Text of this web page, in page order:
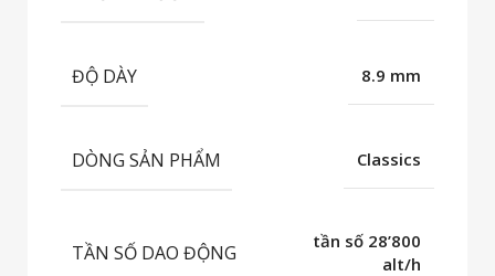
ĐỘ DÀY 8.9 mm
DÒNG SẢN PHẨM Classics
TẦN SỐ DAO ĐỘNG
tần số 28’800
alt/h